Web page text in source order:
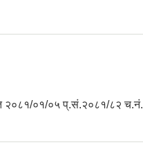
२०८१/०१/०५ प्.सं.२०८१/८२ च.नं.